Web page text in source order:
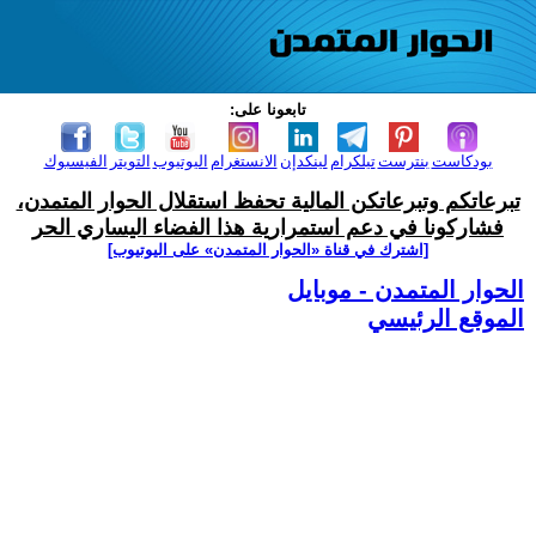
تابعونا على:
الفيسبوك التويتر اليوتيوب الانستغرام لينكدإن تيلكرامبنترست بودكاست
تبرعاتكم وتبرعاتكن المالية تحفظ استقلال الحوار المتمدن،
فشاركونا في دعم استمرارية هذا الفضاء اليساري الحر
[اشترك في قناة ‫«الحوار المتمدن» على اليوتيوب]
الحوار المتمدن - موبايل
الموقع الرئيسي